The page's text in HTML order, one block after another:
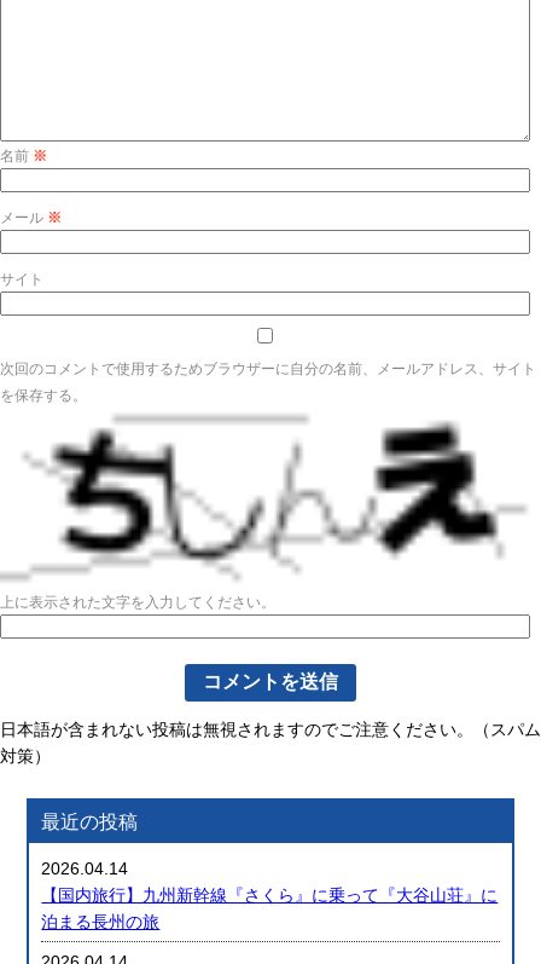
名前 ※
メール ※
サイト
次回のコメントで使用するためブラウザーに自分の名前、メールアドレス、サイト
を保存する。
上に表示された文字を入力してください。
日本語が含まれない投稿は無視されますのでご注意ください。（スパム
対策）
最近の投稿
2026.04.14
【国内旅行】九州新幹線『さくら』に乗って『大谷山荘』に
泊まる長州の旅